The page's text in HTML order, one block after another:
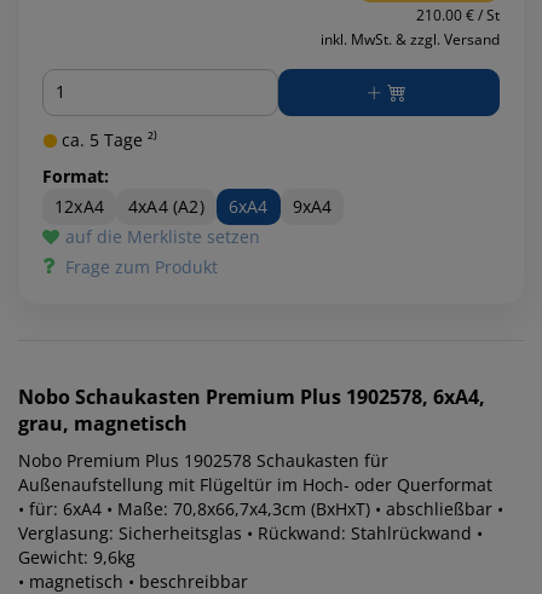
210.00 € / St
inkl. MwSt. & zzgl. Versand
Menge
ca. 5 Tage ²⁾
Format:
12xA4
4xA4 (A2) 6xA4
9xA4
auf die Merkliste setzen
Frage zum Produkt
Nobo Schaukasten Premium Plus 1902578, 6xA4,
grau, magnetisch
Nobo Premium Plus 1902578 Schaukasten für
Außenaufstellung mit Flügeltür im Hoch- oder Querformat
• für: 6xA4 • Maße: 70,8x66,7x4,3cm (BxHxT) • abschließbar •
Verglasung: Sicherheitsglas • Rückwand: Stahlrückwand •
Gewicht: 9,6kg
• magnetisch • beschreibbar